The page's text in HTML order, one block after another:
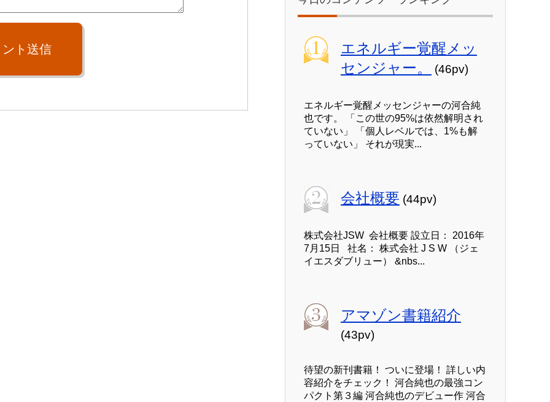
ト送信
エネルギー覚醒メッ
センジャー。
(46pv)
エネルギー覚醒メッセンジャーの河合純
也です。 「この世の95%は依然解明され
ていない」 「個人レベルでは、1%も解
っていない」 それが現実...
会社概要 (44pv)
株式会社JSW 会社概要 設立日： 2016年
7月15日 社名： 株式会社 J S W （ジェ
イエスダブリュー） &nbs...
アマゾン書籍紹介
(43pv)
待望の新刊書籍！ ついに登場！ 詳しい内
容紹介をチェック！ 河合純也の最強コン
パクト第３編 河合純也のデビュー作 河合